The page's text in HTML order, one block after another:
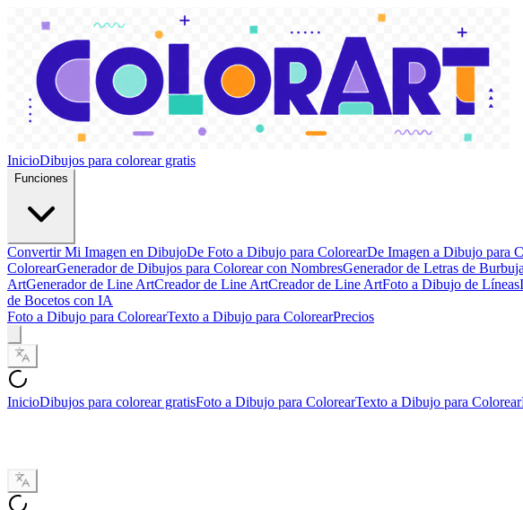
InicioDibujos para colorear gratis
Funciones
Convertir Mi Imagen en DibujoDe Foto a Dibujo para ColorearDe Imagen a Dibujo para
ColorearGenerador de Dibujos para Colorear con NombresGenerador de Letras de
ArtGenerador de Line ArtCreador de Line ArtCreador de Line ArtFoto a Dibujo de Líneas
de Bocetos con IA
Foto a Dibujo para ColorearTexto a Dibujo para ColorearPrecios
InicioDibujos para colorear gratisFoto a Dibujo para ColorearTexto a Dibujo para Colorear